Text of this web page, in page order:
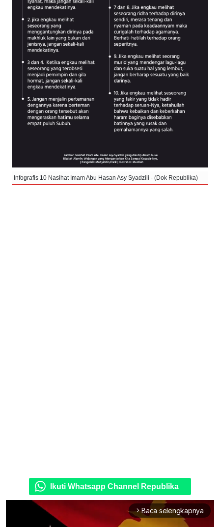
Infografis 10 Nasihat Imam Abu Hasan Asy Syadzili - (Dok Republika)
Ikuti Whatsapp Channel Republika
arrow_forward_ios Baca selengkapnya